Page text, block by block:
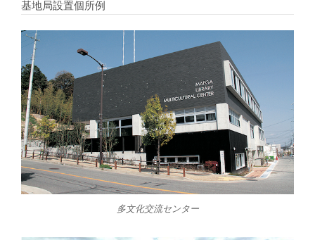
基地局設置個所例
多文化交流センター